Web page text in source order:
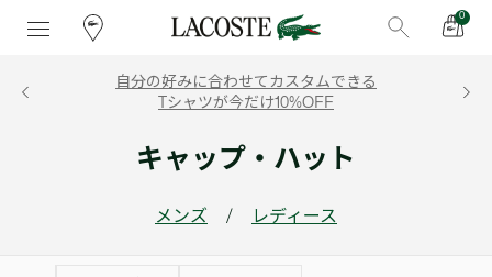
0
自分の好みに合わせてカスタムできる
Tシャツが今だけ10%OFF
キャップ・ハット
メンズ / レディース